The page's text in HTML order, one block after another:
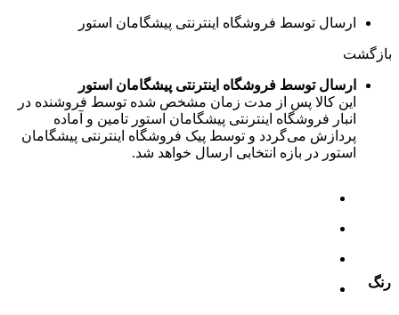
ارسال توسط فروشگاه اینترنتی پیشگامان استور
بازگشت
ارسال توسط فروشگاه اینترنتی پیشگامان استور
این کالا پس از مدت زمان مشخص شده توسط فروشنده در
انبار فروشگاه اینترنتی پیشگامان استور تامین و آماده
پردازش می‌گردد و توسط پیک فروشگاه اینترنتی پیشگامان
استور در بازه انتخابی ارسال خواهد شد.
رنگ